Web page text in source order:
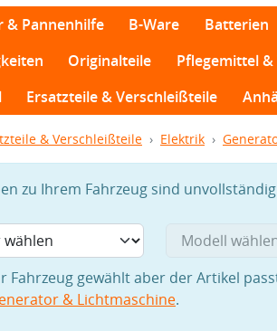
& Pannenhilfe B-Ware Batterien
Originalteile Pflegemittel
Ersatzteile & Verschleißteile
& Verschleißteile Elektrik
zu Ihrem Fahrzeug sind
Fahrzeug gewählt aber der Artikel
& Lichtmaschine.